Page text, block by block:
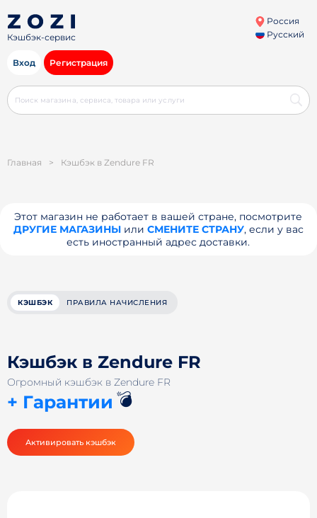
Кэшбэк-сервис
Россия
Русский
Вход Регистрация
Главная > Кэшбэк в Zendure FR
Этот магазин не работает в вашей стране, посмотрите
ДРУГИЕ МАГАЗИНЫили СМЕНИТЕ СТРАНУ, если у вас
есть иностранный адрес доставки.
КЭШБЭК ПРАВИЛА НАЧИСЛЕНИЯ
Кэшбэк в Zendure FR
Огромный кэшбэк в Zendure FR
+ Гарантии 💣
Активировать кэшбэк